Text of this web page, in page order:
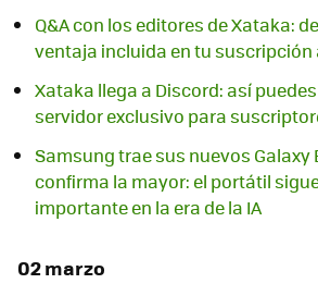
Q&A con los editores de Xataka:
ventaja incluida en tu suscripción
Xataka llega a Discord: así
servidor exclusivo para
Samsung trae sus nuevos Galaxy
confirma la mayor: el portátil
importante en la era de la IA
02 marzo